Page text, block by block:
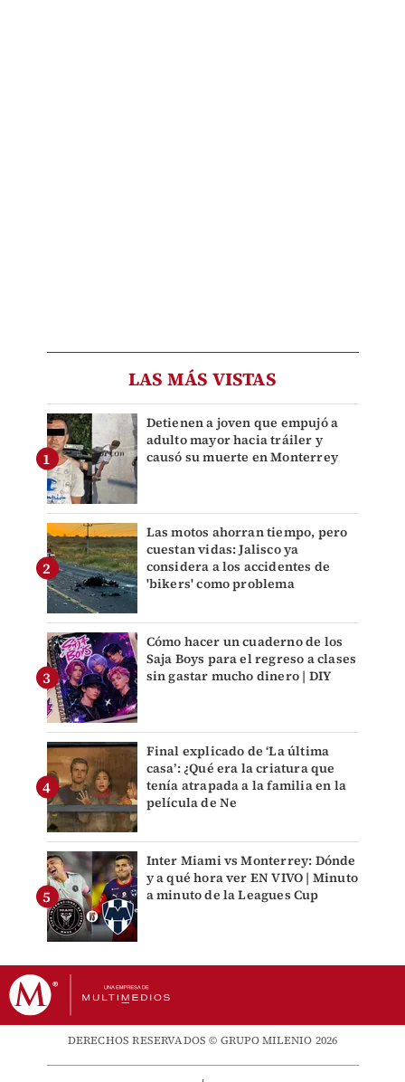
LAS MÁS VISTAS
Detienen a joven que empujó a
adulto mayor hacia tráiler y
causó su muerte en Monterrey
Las motos ahorran tiempo, pero
cuestan vidas: Jalisco ya
considera a los accidentes de
'bikers' como problema
Cómo hacer un cuaderno de los
Saja Boys para el regreso a clases
sin gastar mucho dinero | DIY
Final explicado de ‘La última
casa’: ¿Qué era la criatura que
tenía atrapada a la familia en la
película de Ne
Inter Miami vs Monterrey: Dónde
y a qué hora ver EN VIVO | Minuto
a minuto de la Leagues Cup
DERECHOS RESERVADOS © GRUPO MILENIO 2026